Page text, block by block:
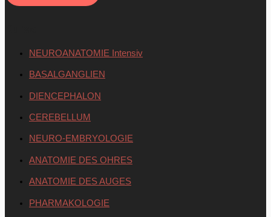
NEUROANATOMIE Intensiv
BASALGANGLIEN
DIENCEPHALON
CEREBELLUM
NEURO-EMBRYOLOGIE
ANATOMIE DES OHRES
ANATOMIE DES AUGES
PHARMAKOLOGIE